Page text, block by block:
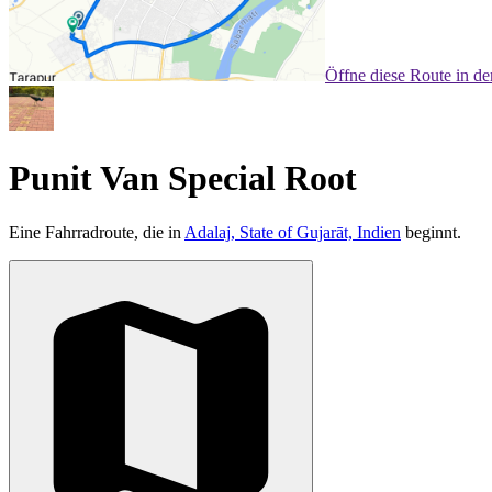
Öffne diese Route in
Punit Van Special Root
Eine Fahrradroute, die in Adalaj, State of Gujarāt, Indien beginnt.